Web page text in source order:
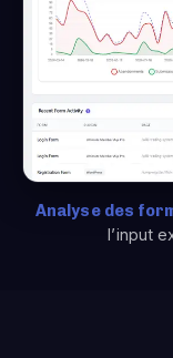
Analyse des
l’input